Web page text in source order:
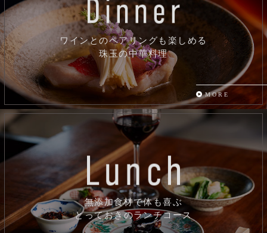
ワインとのペアリングも楽しめる
珠玉の中華料理
MORE
無添加食材で体も喜ぶ
とっておきのランチコース